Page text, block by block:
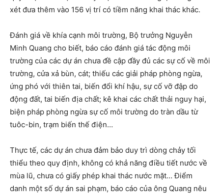
xét đưa thêm vào 156 vị trí có tiềm năng khai thác khác.
Đánh giá về khía cạnh môi trường, Bộ trưởng Nguyễn
Minh Quang cho biết, báo cáo đánh giá tác động môi
trường của các dự án chưa đề cập đầy đủ các sự cố về môi
trường, cửa xả bùn, cát; thiếu các giải pháp phòng ngừa,
ứng phó với thiên tai, biến đổi khí hậu, sự cố vỡ đập do
động đất, tai biến địa chất; kê khai các chất thải nguy hại,
biện pháp phòng ngừa sự cố môi trường do tràn dầu từ
tuôc-bin, trạm biến thế điện…
Thực tế, các dự án chưa đảm bảo duy trì dòng chảy tối
thiểu theo quy định, không có khả năng điều tiết nước về
mùa lũ, chưa có giấy phép khai thác nước mặt… Điểm
danh một số dự án sai phạm, báo cáo của ông Quang nêu